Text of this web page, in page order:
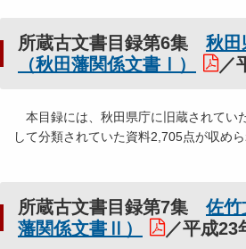
所蔵古文書目録第6集 秋田
（秋田藩関係文書Ⅰ）
／
本目録には、秋田県庁に旧蔵されてい
して分類されていた資料2,705点が収めら
所蔵古文書目録第7集佐竹
藩関係文書Ⅱ）
／平成23